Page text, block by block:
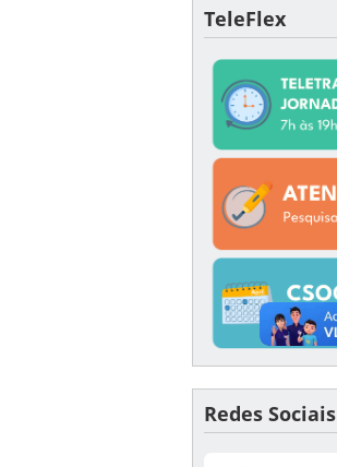
TeleFlex
Redes Sociais